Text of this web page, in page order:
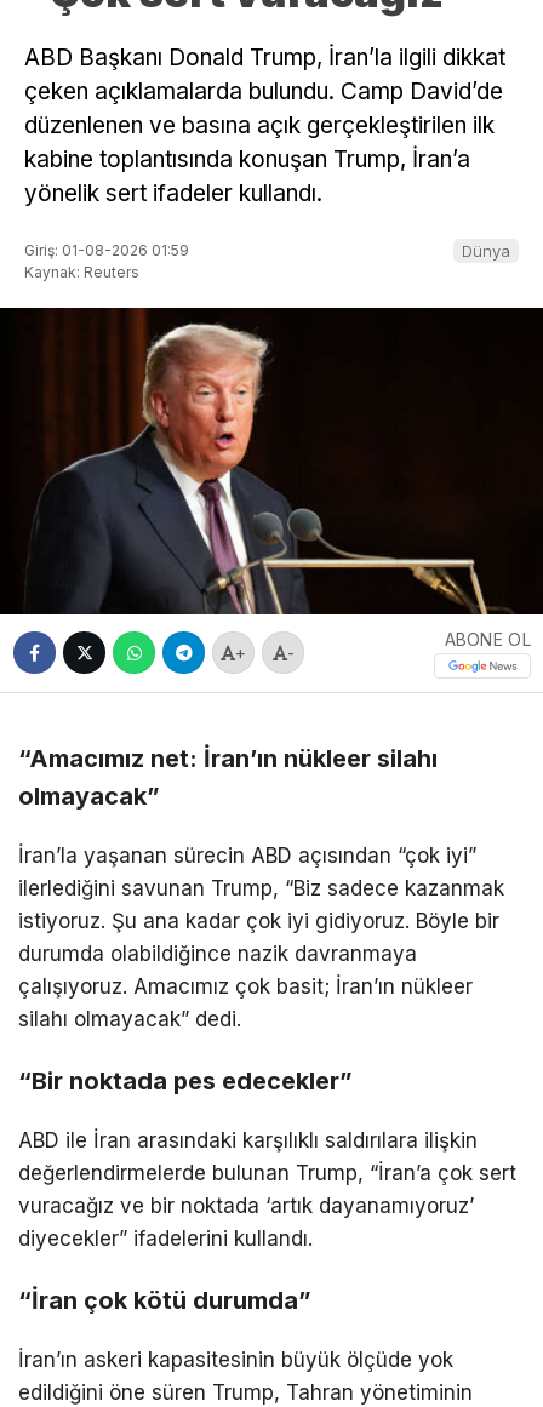
ABD Başkanı Donald Trump, İran’la ilgili dikkat
çeken açıklamalarda bulundu. Camp David’de
düzenlenen ve basına açık gerçekleştirilen ilk
kabine toplantısında konuşan Trump, İran’a
yönelik sert ifadeler kullandı.
Giriş: 01-08-2026 01:59
Kaynak: Reuters
Dünya
+ -
ABONE OL
“Amacımız net: İran’ın nükleer silahı
olmayacak”
İran’la yaşanan sürecin ABD açısından “çok iyi”
ilerlediğini savunan Trump, “Biz sadece kazanmak
istiyoruz. Şu ana kadar çok iyi gidiyoruz. Böyle bir
durumda olabildiğince nazik davranmaya
çalışıyoruz. Amacımız çok basit; İran’ın nükleer
silahı olmayacak” dedi.
“Bir noktada pes edecekler”
ABD ile İran arasındaki karşılıklı saldırılara ilişkin
değerlendirmelerde bulunan Trump, “İran’a çok sert
vuracağız ve bir noktada ‘artık dayanamıyoruz’
diyecekler” ifadelerini kullandı.
“İran çok kötü durumda”
İran’ın askeri kapasitesinin büyük ölçüde yok
edildiğini öne süren Trump, Tahran yönetiminin